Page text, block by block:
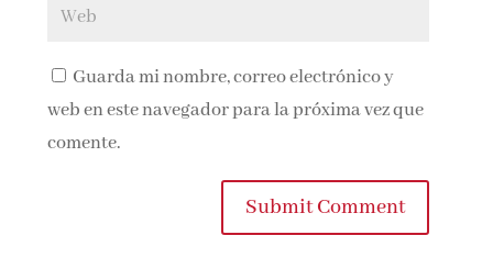
Guarda mi nombre, correo electrónico y
web en este navegador para la próxima vez que
comente.
Submit Comment